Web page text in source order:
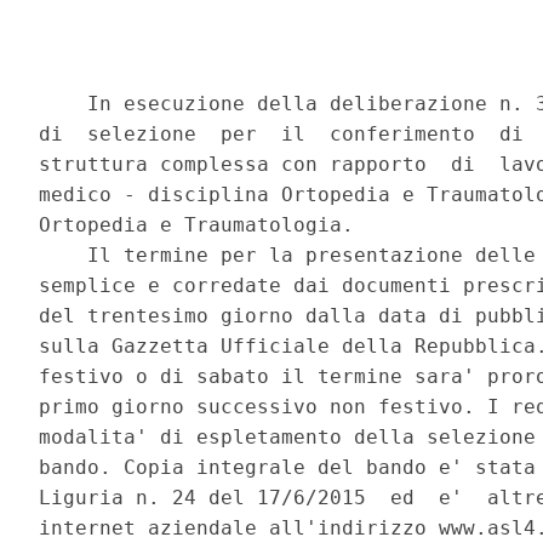
In esecuzione della deliberazione n.
di  selezione  per  il  conferimento
struttura complessa con rapporto  di
medico - disciplina Ortopedia e
Ortopedia e Traumatologia.
Il termine per la presentazione
semplice e corredate dai documenti
del trentesimo giorno dalla data di
sulla Gazzetta Ufficiale della
festivo o di sabato il termine sara'
primo giorno successivo non festivo. I
modalita' di espletamento della
bando. Copia integrale del bando e' stata
Liguria n. 24 del 17/6/2015  ed  e'
internet aziendale all'indirizzo